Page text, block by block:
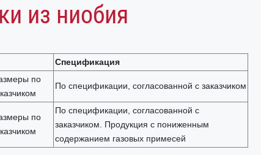
из ниобия
Спецификация
по
По спецификации, согласованной с заказчиком
по
По спецификации, согласованной с
заказчиком. Продукция с пониженным
содержанием газовых примесей